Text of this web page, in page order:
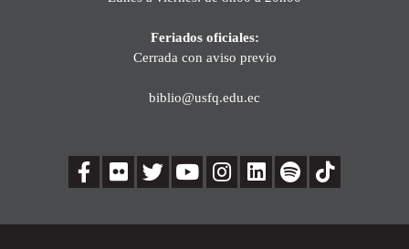
Feriados oficiales:
Cerrada con aviso previo
biblio@usfq.edu.ec